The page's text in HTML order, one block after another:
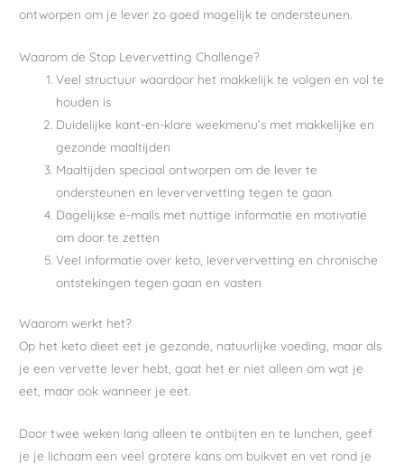
ontworpen om je lever zo goed mogelijk te ondersteunen.
Waarom de Stop Levervetting Challenge?
Veel structuur waardoor het makkelijk te volgen en vol te
houden is
Duidelijke kant-en-klare weekmenu’s met makkelijke en
gezonde maaltijden
Maaltijden speciaal ontworpen om de lever te
ondersteunen en leververvetting tegen te gaan
Dagelijkse e-mails met nuttige informatie en motivatie
om door te zetten
Veel informatie over keto, leververvetting en chronische
ontstekingen tegen gaan en vasten
Waarom werkt het?
Op het keto dieet eet je gezonde, natuurlijke voeding, maar als
je een vervette lever hebt, gaat het er niet alleen om wat je
eet, maar ook wanneer je eet.
Door twee weken lang alleen te ontbijten en te lunchen, geef
je je lichaam een veel grotere kans om buikvet en vet rond je